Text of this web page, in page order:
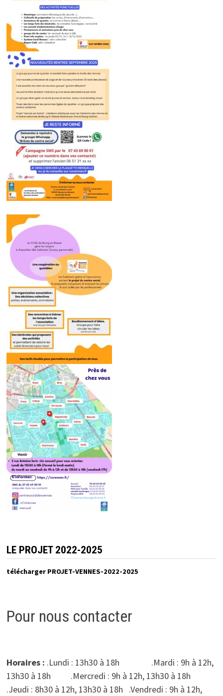
LE PROJET 2022-2025
télécharger PROJET-VENNES-2022-2025
Pour nous contacter
Horaires : .Lundi : 13h30 à 18h .Mardi : 9h à 12h,
13h30 à 18h .Mercredi : 9h à 12h, 13h30 à 18h
.Jeudi : 8h30 à 12h, 13h30 à 18h .Vendredi : 9h à 12h,